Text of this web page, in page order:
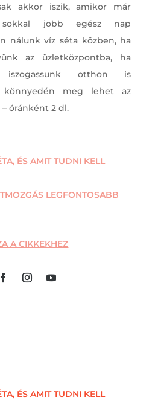
akkor iszik, amikor már
jobb egész nap
nálunk víz séta közben, ha
az üzletközpontba, ha
otthon is
könnyedén meg lehet az
óránként 2 dl.
ÉS AMIT TUDNI KELL
LEGFONTOSABB
A CIKKEKHEZ
ÉS AMIT TUDNI KELL